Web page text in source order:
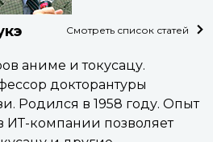
Смотреть список статей
аниме и токусацу.
докторантуры
Родился в 1958 году. Опыт
ИТ-компании позволяет